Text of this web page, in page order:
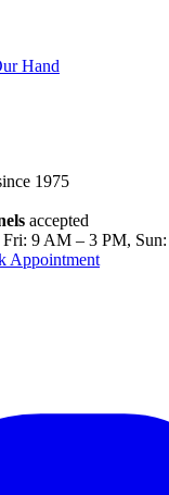
Hand
1975
accepted
9 AM – 3 PM,
Appointment